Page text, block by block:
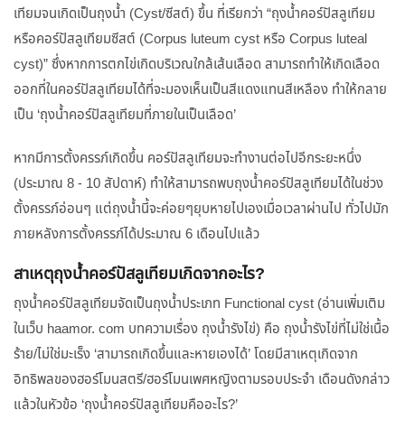
เทียมจนเกิดเป็นถุงน้ำ (Cyst/ซีสต์) ขึ้น ที่เรียกว่า “ถุงน้ำคอร์ปัสลูเทียม
หรือคอร์ปัสลูเทียมซีสต์ (Corpus luteum cyst หรือ Corpus luteal
cyst)” ซึ่งหากการตกไข่เกิดบริเวณใกล้เส้นเลือด สามารถทำให้เกิดเลือด
ออกที่ในคอร์ปัสลูเทียมได้ที่จะมองเห็นเป็นสีแดงแทนสีเหลือง ทำให้กลาย
เป็น ‘ถุงน้ำคอร์ปัสลูเทียมที่ภายในเป็นเลือด’
หากมีการตั้งครรภ์เกิดขึ้น คอร์ปัสลูเทียมจะทำงานต่อไปอีกระยะหนึ่ง
(ประมาณ 8 - 10 สัปดาห์) ทำให้สามารถพบถุงน้ำคอร์ปัสลูเทียมได้ในช่วง
ตั้งครรภ์อ่อนๆ แต่ถุงน้ำนี้จะค่อยๆยุบหายไปเองเมื่อเวลาผ่านไป ทั่วไปมัก
ภายหลังการตั้งครรภ์ได้ประมาณ 6 เดือนไปแล้ว
สาเหตุถุงน้ำคอร์ปัสลูเทียมเกิดจากอะไร?
ถุงน้ำคอร์ปัสลูเทียมจัดเป็นถุงน้ำประเภท Functional cyst (อ่านเพิ่มเติม
ในเว็บ haamor. com บทความเรื่อง ถุงน้ำรังไข่) คือ ถุงน้ำรังไข่ที่ไม่ใช่เนื้อ
ร้าย/ไม่ใช่มะเร็ง ‘สามารถเกิดขึ้นและหายเองได้’ โดยมีสาเหตุเกิดจาก
อิทธิพลของฮอร์โมนสตรี/ฮอร์โมนเพศหญิงตามรอบประจำ เดือนดังกล่าว
แล้วในหัวข้อ ‘ถุงน้ำคอร์ปัสลูเทียมคืออะไร?’